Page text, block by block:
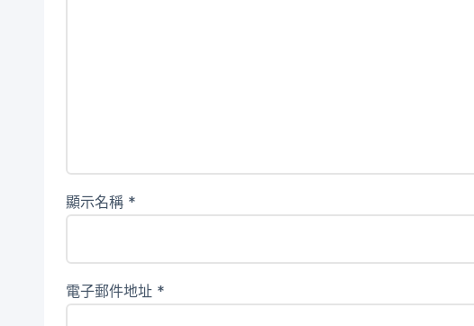
顯示名稱 *
電子郵件地址 *